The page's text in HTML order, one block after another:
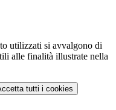
utilizzati si avvalgono di
alle finalità illustrate nella
tutti i cookies